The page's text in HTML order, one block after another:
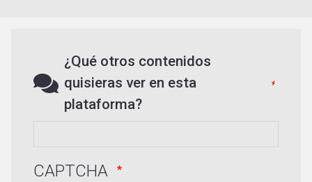
¿Qué otros contenidos
quisieras ver en esta
plataforma?
CAPTCHA